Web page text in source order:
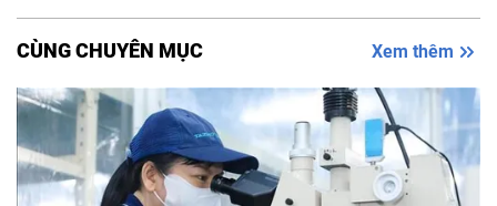
CÙNG CHUYÊN MỤC Xem thêm